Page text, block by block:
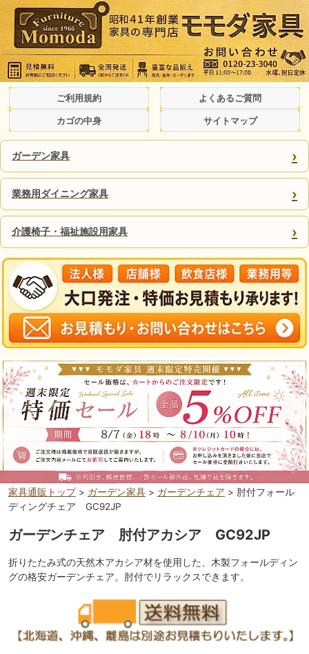
ご利用規約 よくあるご質問
カゴの中身 サイトマップ
ガーデン家具 ›
業務用ダイニング家具 ›
介護椅子・福祉施設用家具 ›
家具通販トップ> ガーデン家具 > ガーデンチェア > 肘付フォール
ディングチェア GC92JP
ガーデンチェア 肘付アカシア GC92JP
折りたたみ式の天然木アカシア材を使用した、木製フォールディン
グの格安ガーデンチェア。肘付でリラックスできます。